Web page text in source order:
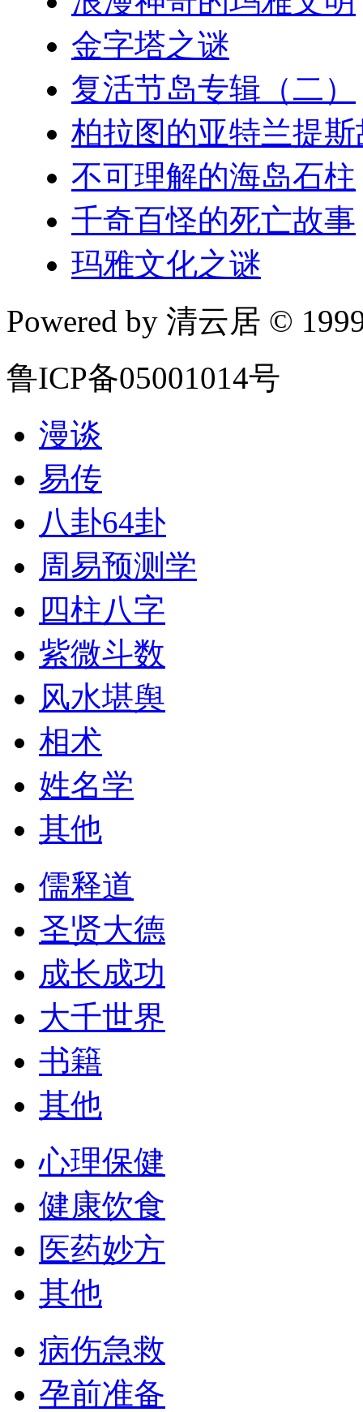
金字塔之谜
复活节岛专辑（二）
柏拉图的亚特兰提
不可理解的海岛石柱
千奇百怪的死亡故事
玛雅文化之谜
Powered by 清云居 ©
鲁ICP备05001014号
漫谈
易传
八卦64卦
周易预测学
四柱八字
紫微斗数
风水堪舆
相术
姓名学
其他
儒释道
圣贤大德
成长成功
大千世界
书籍
其他
心理保健
健康饮食
医药妙方
其他
病伤急救
孕前准备